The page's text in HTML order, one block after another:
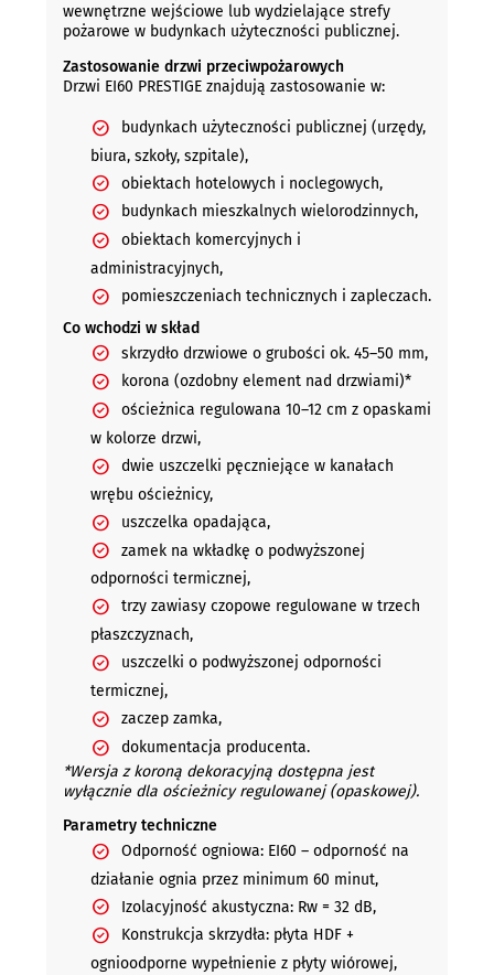
wewnętrzne wejściowe lub wydzielające strefy
pożarowe w budynkach użyteczności publicznej.
Zastosowanie drzwi przeciwpożarowych
Drzwi EI60 PRESTIGE znajdują zastosowanie w:
budynkach użyteczności publicznej (urzędy,
biura, szkoły, szpitale),
obiektach hotelowych i noclegowych,
budynkach mieszkalnych wielorodzinnych,
obiektach komercyjnych i
administracyjnych,
pomieszczeniach technicznych i zapleczach.
Co wchodzi w skład
skrzydło drzwiowe o grubości ok. 45–50 mm,
korona (ozdobny element nad drzwiami)*
ościeżnica regulowana 10–12 cm z opaskami
w kolorze drzwi,
dwie uszczelki pęczniejące w kanałach
wrębu ościeżnicy,
uszczelka opadająca,
zamek na wkładkę o podwyższonej
odporności termicznej,
trzy zawiasy czopowe regulowane w trzech
płaszczyznach,
uszczelki o podwyższonej odporności
termicznej,
zaczep zamka,
dokumentacja producenta.
*Wersja z koroną dekoracyjną dostępna jest
wyłącznie dla ościeżnicy regulowanej (opaskowej).
Parametry techniczne
Odporność ogniowa: EI60 – odporność na
działanie ognia przez minimum 60 minut,
Izolacyjność akustyczna: Rw = 32 dB,
Konstrukcja skrzydła: płyta HDF +
ognioodporne wypełnienie z płyty wiórowej,